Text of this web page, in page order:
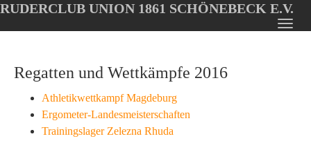
Oops, an error occurred! Code: 20260807081018f79d4ace
main
RUDERCLUB UNION 1861 SCHÖNEBECK E.V.
Regatten und Wettkämpfe 2016
Athletikwettkampf Magdeburg
Ergometer-Landesmeisterschaften
Trainingslager Zelezna Rhuda